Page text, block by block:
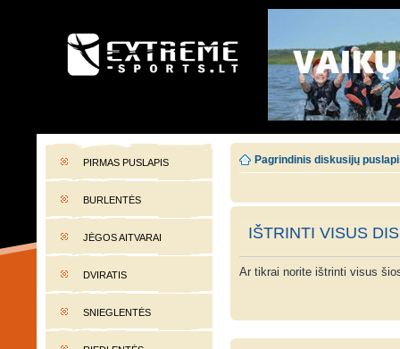
EXTREME-SPORTS.LT
PIRMAS PUSLAPIS
BURLENTĖS
JĖGOS AITVARAI
DVIRATIS
SNIEGLENTĖS
Pagrindinis diskusijų
IŠTRINTI VISUS
Ar tikrai norite ištrinti visus